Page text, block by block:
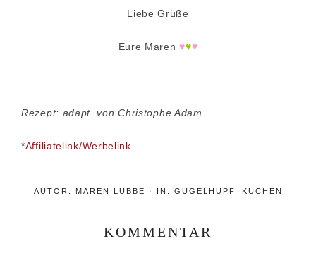
Liebe Grüße
Eure Maren♥♥♥
Rezept: adapt. von Christophe Adam
*Affiliatelink/Werbelink
AUTOR: MAREN LUBBE · IN: GUGELHUPF KUCHEN
KOMMENTAR